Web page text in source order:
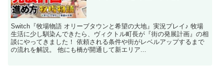
Switch『牧場物語 オリーブタウンと希望の大地』実況プレイ♪ 牧場
生活に少し馴染んできたら、ヴィクトル町長が『街の発展計画』の相
談にやってきました！ 依頼される条件や街がレベルアップするまで
の流れを解説。 他にも橋が開通して新エリア...